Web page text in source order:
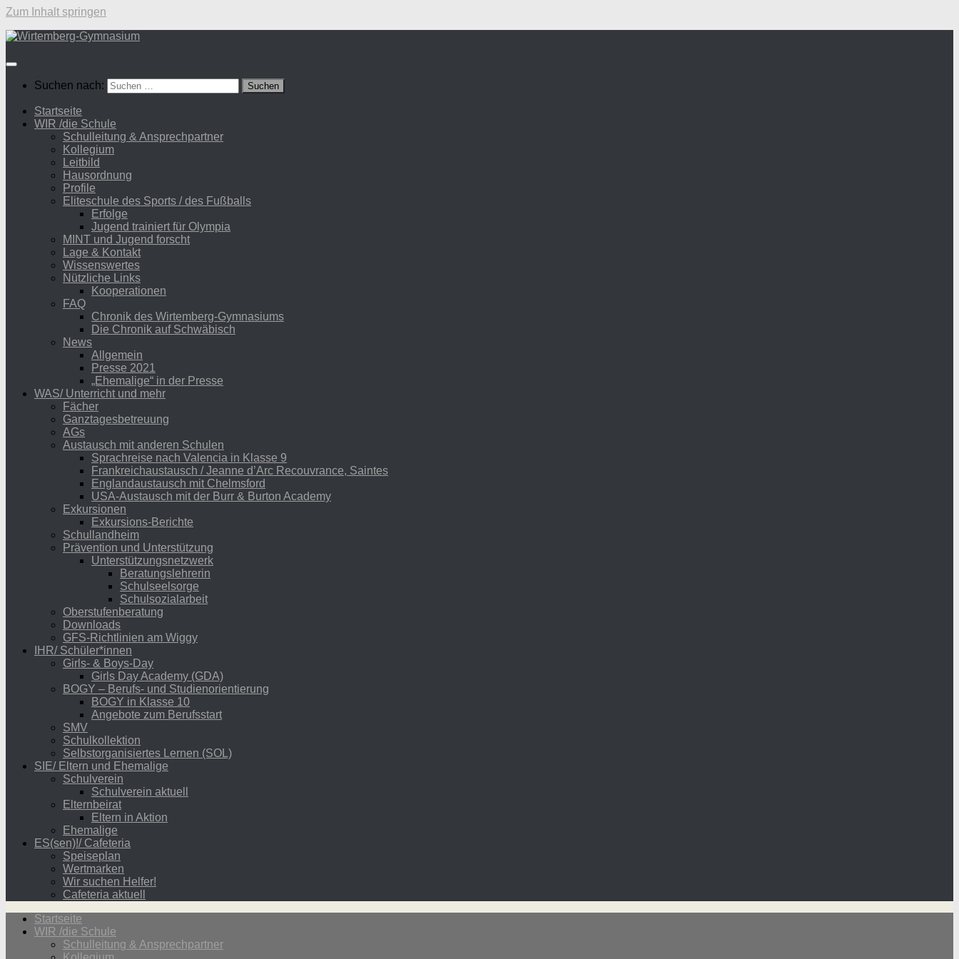
Zum Inhalt springen
Suchen nach:
Startseite
WIR /die Schule
Schulleitung & Ansprechpartner
Kollegium
Leitbild
Hausordnung
Profile
Eliteschule des Sports / des Fußballs
Erfolge
Jugend trainiert für Olympia
MINT und Jugend forscht
Lage & Kontakt
Wissenswertes
Nützliche Links
Kooperationen
FAQ
Chronik des Wirtemberg-Gymnasiums
Die Chronik auf Schwäbisch
News
Allgemein
Presse 2021
„Ehemalige“ in der Presse
WAS/ Unterricht und mehr
Fächer
Ganztagesbetreuung
AGs
Austausch mit anderen Schulen
Sprachreise nach Valencia in Klasse 9
Frankreichaustausch / Jeanne d’Arc Recouvrance, Saintes
Englandaustausch mit Chelmsford
USA-Austausch mit der Burr & Burton Academy
Exkursionen
Exkursions-Berichte
Schullandheim
Prävention und Unterstützung
Unterstützungsnetzwerk
Beratungslehrerin
Schulseelsorge
Schulsozialarbeit
Oberstufenberatung
Downloads
GFS-Richtlinien am Wiggy
IHR/ Schüler*innen
Girls- & Boys-Day
Girls Day Academy (GDA)
BOGY – Berufs- und Studienorientierung
BOGY in Klasse 10
Angebote zum Berufsstart
SMV
Schulkollektion
Selbstorganisiertes Lernen (SOL)
SIE/ Eltern und Ehemalige
Schulverein
Schulverein aktuell
Elternbeirat
Eltern in Aktion
Ehemalige
ES(sen)!/ Cafeteria
Speiseplan
Wertmarken
Wir suchen Helfer!
Cafeteria aktuell
Startseite
WIR /die Schule
Schulleitung & Ansprechpartner